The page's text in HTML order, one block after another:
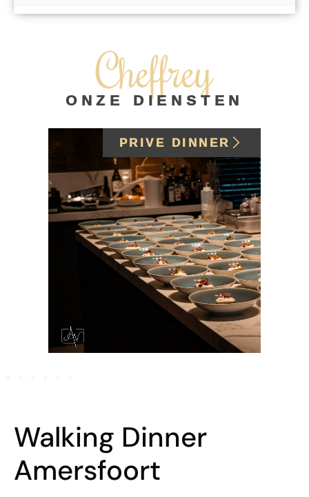
Cheffrey
ONZE DIENSTEN
PRIVE DINNER
Walking Dinner
Amersfoort